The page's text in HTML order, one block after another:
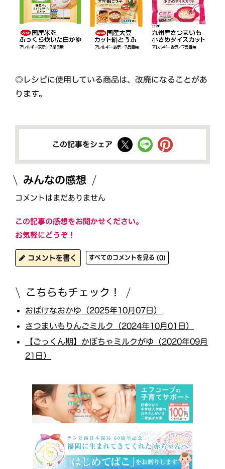
◎レシピに使用している商品は、改廃になることがあ
ります。
この記事をシェア
みんなの感想
コメントはまだありません
この記事の感想をお聞かせください。
お気軽にどうぞ！
コメントを書く すべてのコメントを見る (0)
こちらもチェック！
おばけなおかゆ（2025年10月07日）
さつまいもりんごミルク（2024年10月01日）
【ごっくん期】かぼちゃミルクがゆ（2020年09月
21日）